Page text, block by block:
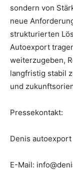
sondern von
neue
strukturierten
Autoexport
weiterzugeben,
langfristig stabil
und
Pressekontakt:
Denis autoexport
E-Mail: